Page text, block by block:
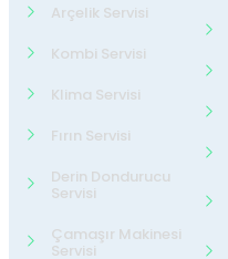
Arçelik Servisi
Kombi Servisi
Klima Servisi
Fırın Servisi
Derin Dondurucu
Servisi
Çamaşır Makinesi
Servisi